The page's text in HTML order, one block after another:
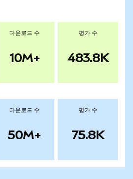
다운로드 수
10M+
평가 수
483.8K
다운로드 수
50M+
평가 수
75.8K